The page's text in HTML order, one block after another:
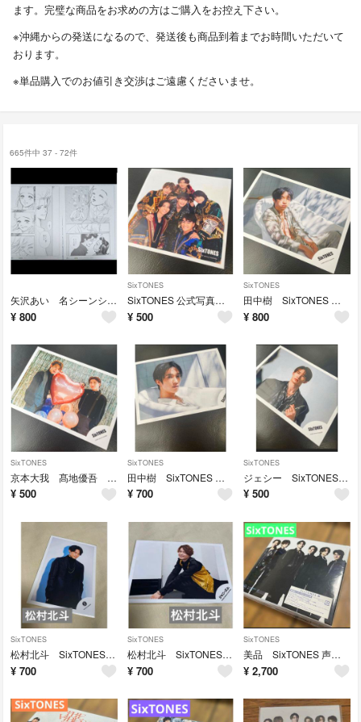
ます。完璧な商品をお求めの方はご購入をお控え下さい。
※沖縄からの発送になるので、発送後も商品到着までお時間いただいて
おります。
※単品購入でのお値引き交渉はご遠慮くださいませ。
665件中 37 - 72件
矢沢あい 名シーンシート 天使なんかじゃない 2枚セット A5サイズ
¥ 800
SixTONES
SixTONES 公式写真 オフショット
¥ 500
SixTONES
田中樹 SixTONES ふたり 公式写真 オフショット
¥ 800
SixTONES
京本大我 髙地優吾 SixTONES 公式写真 オフショット
¥ 500
SixTONES
田中樹 SixTONES ふたり 公式写真 オフショット
¥ 700
SixTONES
ジェシー SixTONES 公式写真 オフショット
¥ 500
SixTONES
松村北斗 SixTONES Jロゴ 公式写真 オフショット
¥ 700
SixTONES
松村北斗 SixTONES ジャニーズJr. オフショット 公式写真
¥ 700
SixTONES
美品 SixTONES 声 初回盤A BOX仕様 CD DVD アルバム
¥ 2,700